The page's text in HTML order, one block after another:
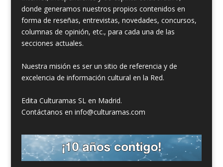
donde generamos nuestros propios contenidos en
forma de reseñas, entrevistas, novedades, concursos,
columnas de opinión, etc., para cada una de las
secciones actuales.
Nuestra misión es ser un sitio de referencia y de
excelencia de información cultural en la Red.
Edita Culturamas SL en Madrid.
Contáctanos en info@culturamas.com